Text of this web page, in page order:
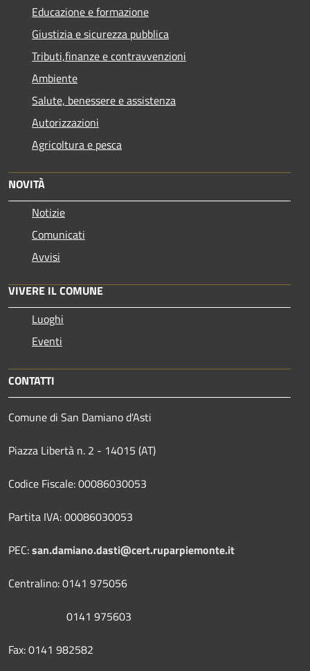
Educazione e formazione
Giustizia e sicurezza pubblica
Tributi,finanze e contravvenzioni
Ambiente
Salute, benessere e assistenza
Autorizzazioni
Agricoltura e pesca
NOVITÀ
Notizie
Comunicati
Avvisi
VIVERE IL COMUNE
Luoghi
Eventi
CONTATTI
Comune di San Damiano d'Asti
Piazza Libertà n. 2 - 14015 (AT)
Codice Fiscale: 00086030053
Partita IVA: 00086030053
PEC:san.damiano.dasti@cert.ruparpiemonte.it
Centralino: 0141 975056
0141 975603
Fax: 0141 982582